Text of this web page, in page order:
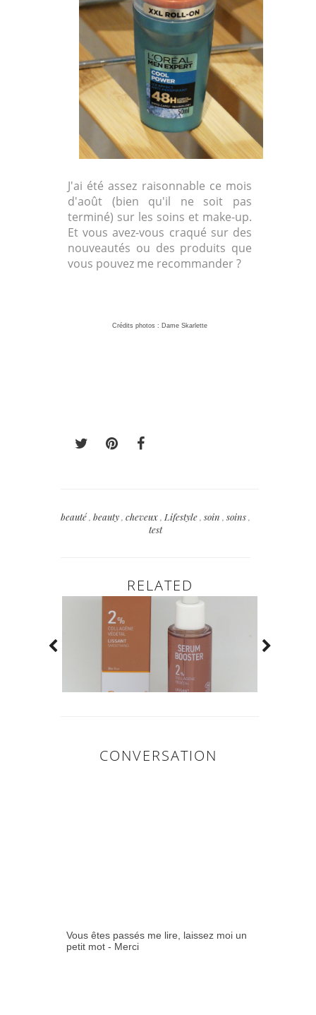
J'ai été assez raisonnable ce mois
d'août (bien qu'il ne soit pas
terminé) sur les soins et make-up.
Et vous avez-vous craqué sur des
nouveautés ou des produits que
vous pouvez me recommander ?
Crédits photos : Dame Skarlette
beauté, beauty, cheveux,Lifestyle, soin , soins,
test
RELATED
CONVERSATION
Vous êtes passés me lire, laissez moi un
petit mot - Merci